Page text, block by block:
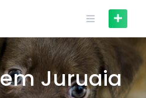
em Juruaia